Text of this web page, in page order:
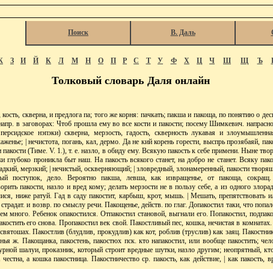
Поиск В. Даль
З И Й К Л М Н О П Р С Т У Ф Х Ц Ч Ш Щ Ъ
Толковый словарь Даля онлайн
скверна, и предлога па; того же корня: пачкать; пакша и пакоща, по понятию о
в заговорах: Чтоб прошла ему во все кости и пакости; посему Шимкевич.
нэпэки) скверна, мерзость, гадость, скверность лукавая и
| нечистота, погань, кал, дермо. Да не кий корень горести, выспрь прозябаяй,
(Тиме. V. 1.), т. е. назло, в обиду ему. Всякую пакость к себе примени. Ныне
глубоко проникла быт наш. На пакость всякого станет, на добро не станет. Всяку
мерзкий; | нечистый, оскверняющий; | зловредный, злонамеренный, пакости
поступок, дело. Вероятно пакша, левша, как извращенье, от пакоща, сокращ.
пакости, назло и вред кому; делать мерзости не в пользу себе, а из одного
ниже ратуй. Гад в саду пакостит, карбыш, крот, мышь. | Мешать, препятствовать
и возвр. по смыслу речи. Пакощенье, действ. по глаг. Допакостил таки, что
много. Ребенок опакостился. Отпакостил становой, выгнали его. Попакостил,
его снова. Пропакостил век свой. Пакостливый пес, кошка, нечистая в комнатах.
Пакостлив (блудлив, прокудлив) как кот, роблив (труслив) как заяц.
ж. Пакощанка, пакостень, пакостюх пск. кто напакостил, или вообще пакостить;
шалуи, проказник, который строит вредные шутки, назло другим; неопрятный,
а кошка пакостница. Пакостничество ср. пакость, как действие, | как пакость,